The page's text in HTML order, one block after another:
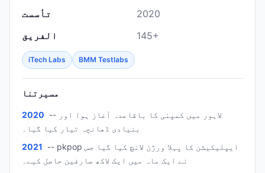
تأسست
2020
الفريق
145+
iTech Labs BMM Testlabs
مسيرتنا
2020 -- لاہور میں کمپنی کا باقاعدہ آغاز ہوا اور
بنیادی ڈھانچہ تیار کیا گیا۔
2021 -- pkpop ایپلیکیشن کا پہلا ورژن لانچ کیا گیا جس
نے ایک ماہ میں ایک لاکھ صارفین حاصل کیے۔